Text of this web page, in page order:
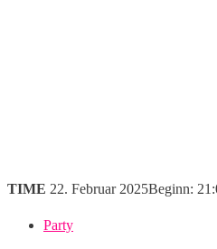
TIME 22. Februar 2025Beginn:
Party